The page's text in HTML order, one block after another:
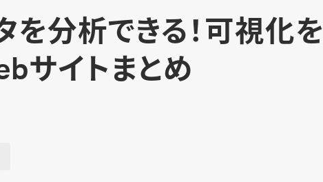
を分析できる！可視化を
サイトまとめ